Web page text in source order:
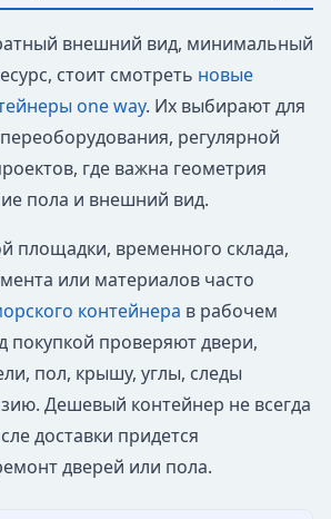
внешний вид, минимальный
стоит смотреть новые
one way. Их выбирают для
регулярной
где важна геометрия
пола и внешний вид.
площадки, временного склада,
или материалов часто
контейнера в рабочем
покупкой проверяют двери,
пол, крышу, углы, следы
Дешевый контейнер не всегда
доставки придется
дверей или пола.